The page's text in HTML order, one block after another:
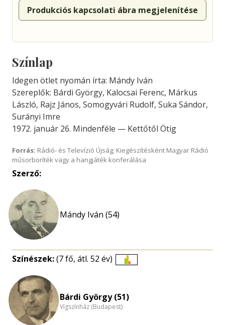
Produkciós kapcsolati ábra megjelenítése
Színlap
Idegen ötlet nyomán írta: Mándy Iván
Szereplők: Bárdi György, Kalocsai Ferenc, Márkus
László, Rajz János, Somogyvári Rudolf, Suka Sándor,
Surányi Imre
1972. január 26. Mindenféle — Kettőtől Ötig
Forrás: Rádió- és Televízió Újság; Kiegészítésként Magyar Rádió
műsorboríték vagy a hangjáték konferálása
Szerző:
Mándy Iván (54)
Színészek:(7 fő, átl. 52 év)
nagyítása
Bárdi György (51)
Vígszínház (Budapest)